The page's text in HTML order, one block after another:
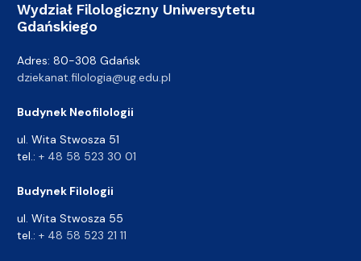
Wydział Filologiczny Uniwersytetu
Gdańskiego
Adres: 80-308 Gdańsk
dziekanat.filologia@ug.edu.pl
Budynek Neofilologii
ul. Wita Stwosza 51
tel.: + 48 58 523 30 01
Budynek Filologii
ul. Wita Stwosza 55
tel.: + 48 58 523 21 11